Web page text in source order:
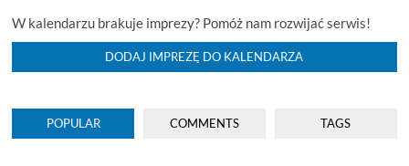
W kalendarzu brakuje imprezy? Pomóż nam rozwijać serwis!
DODAJ IMPREZĘ DO KALENDARZA
POPULAR COMMENTS TAGS